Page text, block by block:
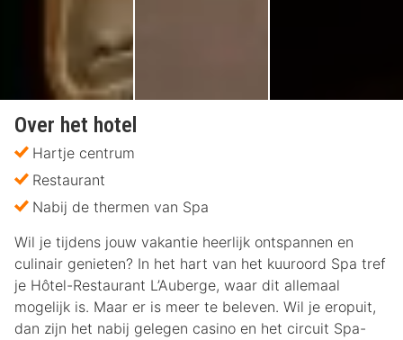
Over het hotel
Hartje centrum
Restaurant
Nabij de thermen van Spa
Wil je tijdens jouw vakantie heerlijk ontspannen en
culinair genieten? In het hart van het kuuroord Spa tref
je Hôtel-Restaurant L’Auberge, waar dit allemaal
mogelijk is. Maar er is meer te beleven. Wil je eropuit,
dan zijn het nabij gelegen casino en het circuit Spa-